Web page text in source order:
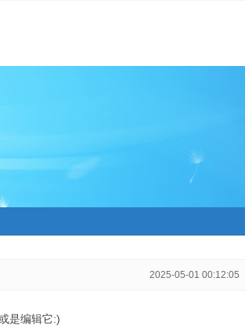
2025-05-01 00:12:05
是编辑它:)